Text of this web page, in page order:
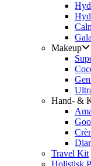
Makeup
Hand- &
Travel Kit
Holistisk